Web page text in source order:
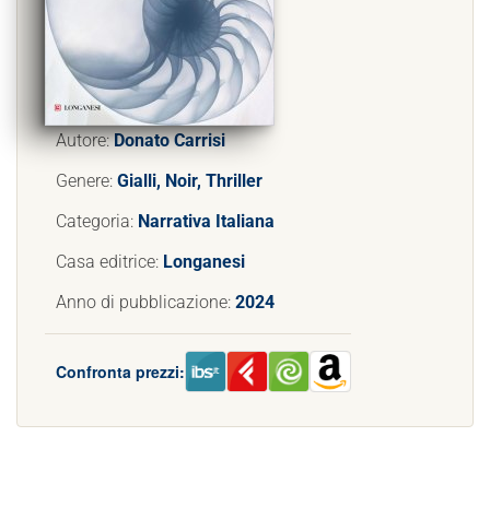
Autore:Donato Carrisi
Genere: Gialli, Noir, Thriller
Categoria: Narrativa Italiana
Casa editrice: Longanesi
Anno di pubblicazione: 2024
Confronta prezzi: